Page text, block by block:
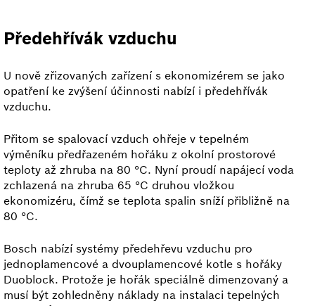
Předehřívák vzduchu
U nově zřizovaných zařízení s ekonomizérem se jako
opatření ke zvýšení účinnosti nabízí i předehřívák
vzduchu.
Přitom se spalovací vzduch ohřeje v tepelném
výměníku předřazeném hořáku z okolní prostorové
teploty až zhruba na 80 °C. Nyní proudí napájecí voda
zchlazená na zhruba 65 °C druhou vložkou
ekonomizéru, čímž se teplota spalin sníží přibližně na
80 °C.
Bosch nabízí systémy předehřevu vzduchu pro
jednoplamencové a dvouplamencové kotle s hořáky
Duoblock. Protože je hořák speciálně dimenzovaný a
musí být zohledněny náklady na instalaci tepelných